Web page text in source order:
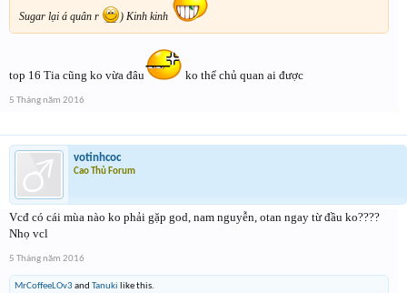
Sugar lại á quân r ) Kinh kinh
top 16 Tia cũng ko vừa đâu ko thể chủ quan ai được
5 Tháng năm 2016
votinhcoc
Cao Thủ Forum
Vcđ có cái mùa nào ko phải gặp god, nam nguyễn, otan ngay từ đầu ko????
Nhọ vcl
5 Tháng năm 2016
MrCoffeeLOv3 and Tanuki like this.